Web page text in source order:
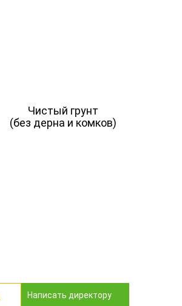
Чистый грунт
(без дерна и комков)
Написать директору